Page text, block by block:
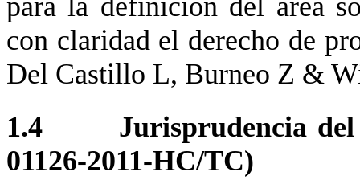
para la definición del área
con claridad el derecho de
Del Castillo L, Burneo Z &
1.4
Jurisprudencia
01126-2011-HC/TC)